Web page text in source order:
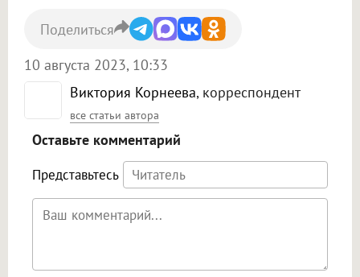
Виктория Корнеева, корреспондент
все статьи автора
10 августа 2023, 10:33
Поделиться
Оставьте комментарий
Представьтесь